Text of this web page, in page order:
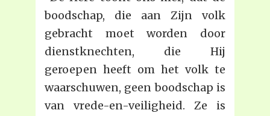
boodschap, die aan Zijn volk
gebracht moet worden door
dienstknechten, die Hij
geroepen heeft om het volk te
waarschuwen, geen boodschap is
van vrede-en-veiligheid. Ze is